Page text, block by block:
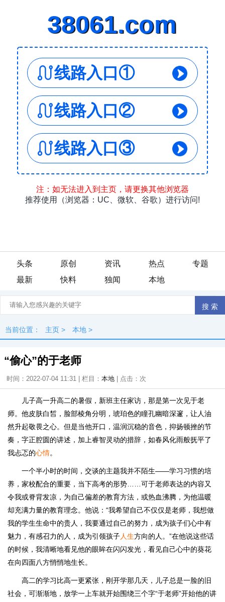
头条 原创 资讯 热点
专题
最新
快料 独闻 本地
当前位置： 主页 > 本地 >
“偷心”的于老师
时间：2022-07-04 11:31 | 栏目： 本地 | 点击： 次
儿子高一升高二的暑假，新班主任家访，那是第一次见于老
师。他皮肤白皙，脸部棱角分明，琥珀色的瞳孔幽暗深邃，让人油
然升起敬畏之心。但是当他开口，温润沉稳的音色，抑扬顿挫的节
奏，字正腔圆的讲述，加上睿智灵动的措辞，如春风化雨般抚平了
我忐忑的心情。
一个半小时的时间，交谈的主题我并不陌生——学习习惯的培
养，家校配合的重要，当下高考的形势……可于老师表达的内容又
令我或脊背发凉，为自己偏差的教育方法，或热血沸腾，为他温暖
却充满力量的教育理念。他说：“我希望自己不仅仅是老师，我想做
我的学生生命中的贵人，我要通过自己的努力，成为孩子们心中有
魅力，有感召力的人，成为引领孩子人生方向的人。”在他说这些话
的时候，我清晰地看见他的眼眸在闪闪发光，看见自己心中的葵花
在向四面八方悄悄地生长。
高二的学习比高一更紧张，刚开学那几天，儿子总是一脸的旧
社会，可渐渐地，放学一上车就开始围绕三个字“于老师”开始他的讲